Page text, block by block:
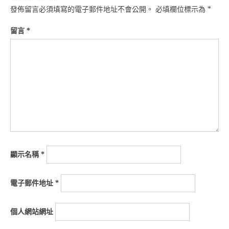
發佈留言必須填寫的電子郵件地址不會公開。 必填欄位標示為 *
留言 *
顯示名稱*
電子郵件地址 *
個人網站網址